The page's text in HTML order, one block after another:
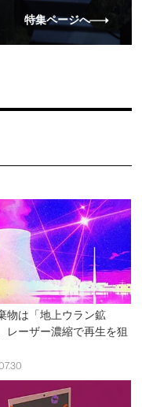
特集ページへ
物は「地上ウラン鉱
レーザー濃縮で再生を狙